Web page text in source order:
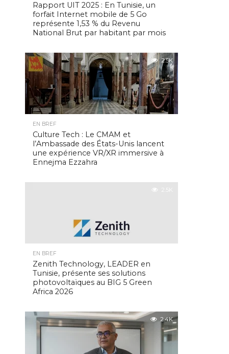
Rapport UIT 2025 : En Tunisie, un
forfait Internet mobile de 5 Go
représente 1,53 % du Revenu
National Brut par habitant par mois
2.5K
EN BREF
Culture Tech : Le CMAM et
l’Ambassade des États-Unis lancent
une expérience VR/XR immersive à
Ennejma Ezzahra
2.5K
EN BREF
Zenith Technology, LEADER en
Tunisie, présente ses solutions
photovoltaïques au BIG 5 Green
Africa 2026
2.4K